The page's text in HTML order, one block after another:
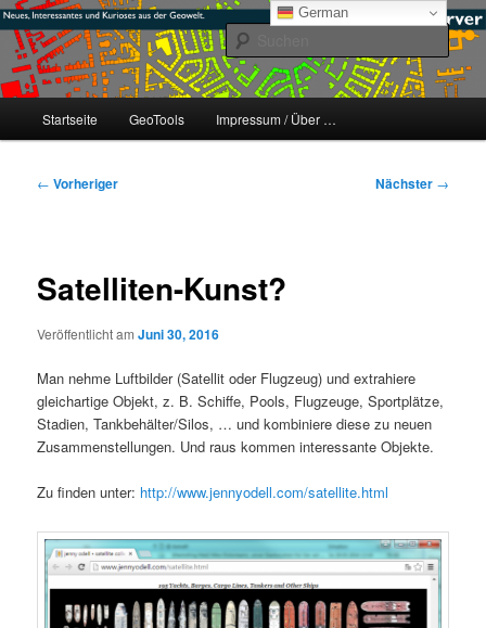
Zum
primären
Inhalt
springen#geoObserver
mikeE's GeoBlog
Startseite GeoTools Impressum / Über …
Beitragsnavigation
← Vorheriger Nächster →
Satelliten-Kunst?
Veröffentlicht amJuni 30, 2016
Man nehme Luftbilder (Satellit oder Flugzeug) und extrahiere
gleichartige Objekt, z. B. Schiffe, Pools, Flugzeuge, Sportplätze,
Stadien, Tankbehälter/Silos, … und kombiniere diese zu neuen
Zusammenstellungen. Und raus kommen interessante Objekte.
Zu finden unter: http://www.jennyodell.com/satellite.html
German